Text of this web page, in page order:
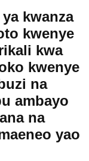
kwanza
kwenye
kwa
kwenye
na
ambayo
na
yao